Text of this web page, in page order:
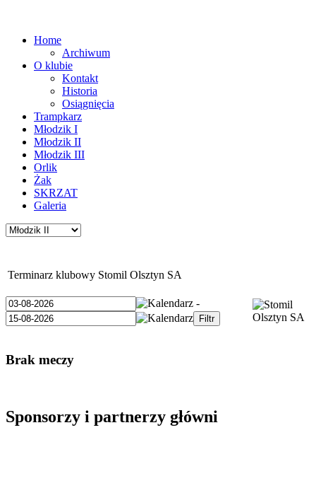
Home
Archiwum
O klubie
Kontakt
Historia
Osiągnięcia
Trampkarz
Młodzik I
Młodzik II
Młodzik III
Orlik
Żak
SKRZAT
Galeria
Terminarz klubowy Stomil Olsztyn SA
-
Brak meczy
Sponsorzy i partnerzy główni